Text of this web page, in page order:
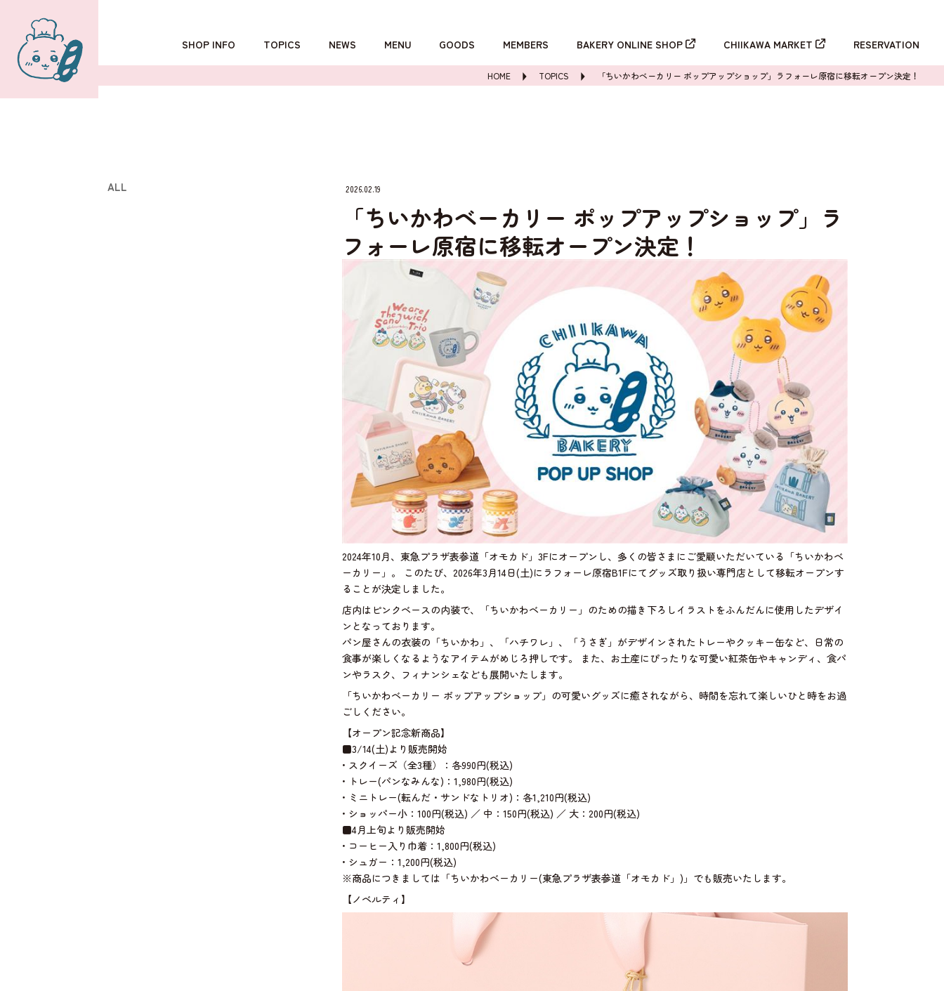
SHOP INFO
OSAKA
TOPICS NEWS MENU GOODS MEMBERS BAKERY ONLINE SHOP CHIIKAWA MARKET RESERVATION
HOME TOPICS 「ちいかわベーカリー ポップアップショップ」ラフォーレ原宿に移転オープン決定！
ALL 2026.02.19
「ちいかわベーカリー ポップアップショップ」ラ
フォーレ原宿に移転オープン決定！
2024年10月、東急プラザ表参道「オモカド」3Fにオープンし、多くの皆さまにご愛顧いただいている「ちいかわベ
ーカリー」。 このたび、2026年3月14日(土)にラフォーレ原宿B1Fにてグッズ取り扱い専門店として移転オープンす
ることが決定しました。
店内はピンクベースの内装で、「ちいかわベーカリー」のための描き下ろしイラストをふんだんに使用したデザイ
ンとなっております。
パン屋さんの衣装の「ちいかわ」、「ハチワレ」、「うさぎ」がデザインされたトレーやクッキー缶など、日常の
食事が楽しくなるようなアイテムがめじろ押しです。 また、お土産にぴったりな可愛い紅茶缶やキャンディ、食パ
ンやラスク、フィナンシェなども展開いたします。
「ちいかわベーカリー ポップアップショップ」の可愛いグッズに癒されながら、時間を忘れて楽しいひと時をお過
ごしください。
【オープン記念新商品】
■3/14(土)より販売開始
• スクイーズ（全3種）：各990円(税込)
• トレー(パンなみんな)：1,980円(税込)
• ミニトレー(転んだ・サンドなトリオ)：各1,210円(税込)
• ショッパー小：100円(税込) ／ 中：150円(税込) ／ 大：200円(税込)
■4月上旬より販売開始
• コーヒー入り巾着：1,800円(税込)
• シュガー：1,200円(税込)
※商品につきましては「ちいかわベーカリー(東急プラザ表参道「オモカド」)」でも販売いたします。
【ノベルティ】